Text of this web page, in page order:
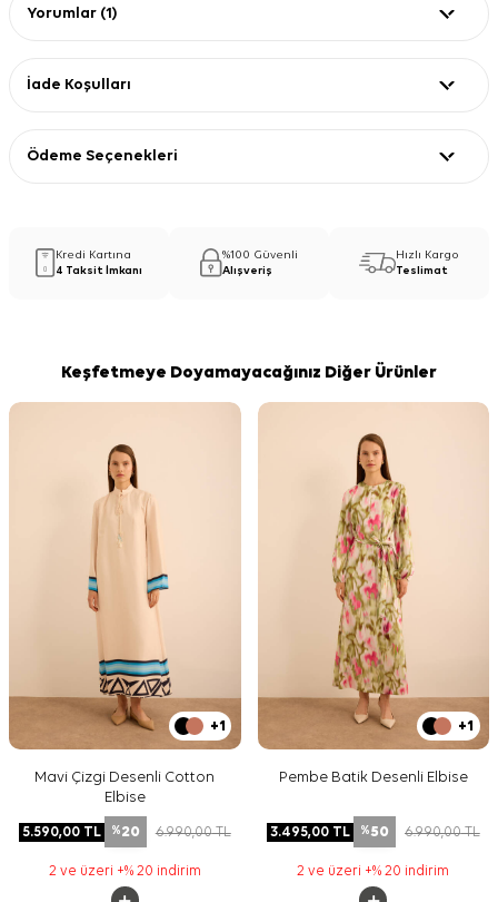
Yorumlar (1)
İade Koşulları
Ödeme Seçenekleri
Kredi Kartına
4 Taksit İmkanı
%100 Güvenli
Alışveriş
Hızlı Kargo
Teslimat
Keşfetmeye Doyamayacağınız Diğer Ürünler
+1
Mavi Çizgi Desenli Cotton
Elbise
5.590,00TL %20 6.990,00TL
2 ve üzeri +% 20 indirim
+1
Pembe Batik Desenli Elbise
3.495,00TL %50 6.990,00TL
2 ve üzeri +% 20 indirim